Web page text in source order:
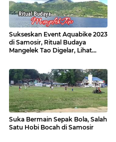
Sukseskan Event Aquabike 2023
di Samosir, Ritual Budaya
Mangelek Tao Digelar, Lihat
Suka Bermain Sepak Bola, Salah
Satu Hobi Bocah di Samosir